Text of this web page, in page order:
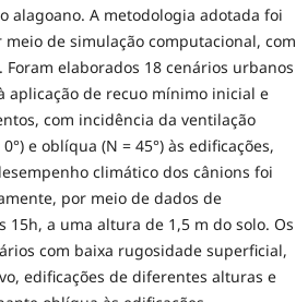
alagoano. A metodologia adotada foi
de simulação computacional, com
Foram elaborados 18 cenários urbanos
aplicação de recuo mínimo inicial e
com incidência da ventilação
e oblíqua (N = 45°) às edificações,
climático dos cânions foi
por meio de dados de
15h, a uma altura de 1,5 m do solo. Os
com baixa rugosidade superficial,
edificações de diferentes alturas e